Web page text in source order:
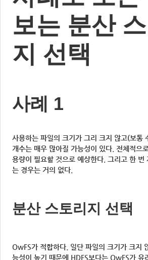
보는 분산
지 선택
사례 1
사용하는 파일의 크기가 그리 크지 않고(보통
개수는 매우 많아질 가능성이 있다. 전체적으
용량이 필요할 것으로 예상한다. 그리고 한 번
는 경우는 거의 없다.
분산 스토리지 선택
OwFS가 적합하다. 일단 파일의 크기가 크지
능성이 높기 때문에 HDFS보다는 OwFS가 유